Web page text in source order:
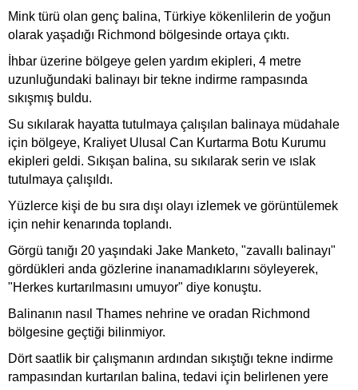
Mink türü olan genç balina, Türkiye kökenlilerin de yoğun
olarak yaşadığı Richmond bölgesinde ortaya çıktı.
İhbar üzerine bölgeye gelen yardım ekipleri, 4 metre
uzunluğundaki balinayı bir tekne indirme rampasında
sıkışmış buldu.
Su sıkılarak hayatta tutulmaya çalışılan balinaya müdahale
için bölgeye, Kraliyet Ulusal Can Kurtarma Botu Kurumu
ekipleri geldi. Sıkışan balina, su sıkılarak serin ve ıslak
tutulmaya çalışıldı.
Yüzlerce kişi de bu sıra dışı olayı izlemek ve görüntülemek
için nehir kenarında toplandı.
Görgü tanığı 20 yaşındaki Jake Manketo, "zavallı balinayı"
gördükleri anda gözlerine inanamadıklarını söyleyerek,
"Herkes kurtarılmasını umuyor" diye konuştu.
Balinanın nasıl Thames nehrine ve oradan Richmond
bölgesine geçtiği bilinmiyor.
Dört saatlik bir çalışmanın ardından sıkıştığı tekne indirme
rampasından kurtarılan balina, tedavi için belirlenen yere